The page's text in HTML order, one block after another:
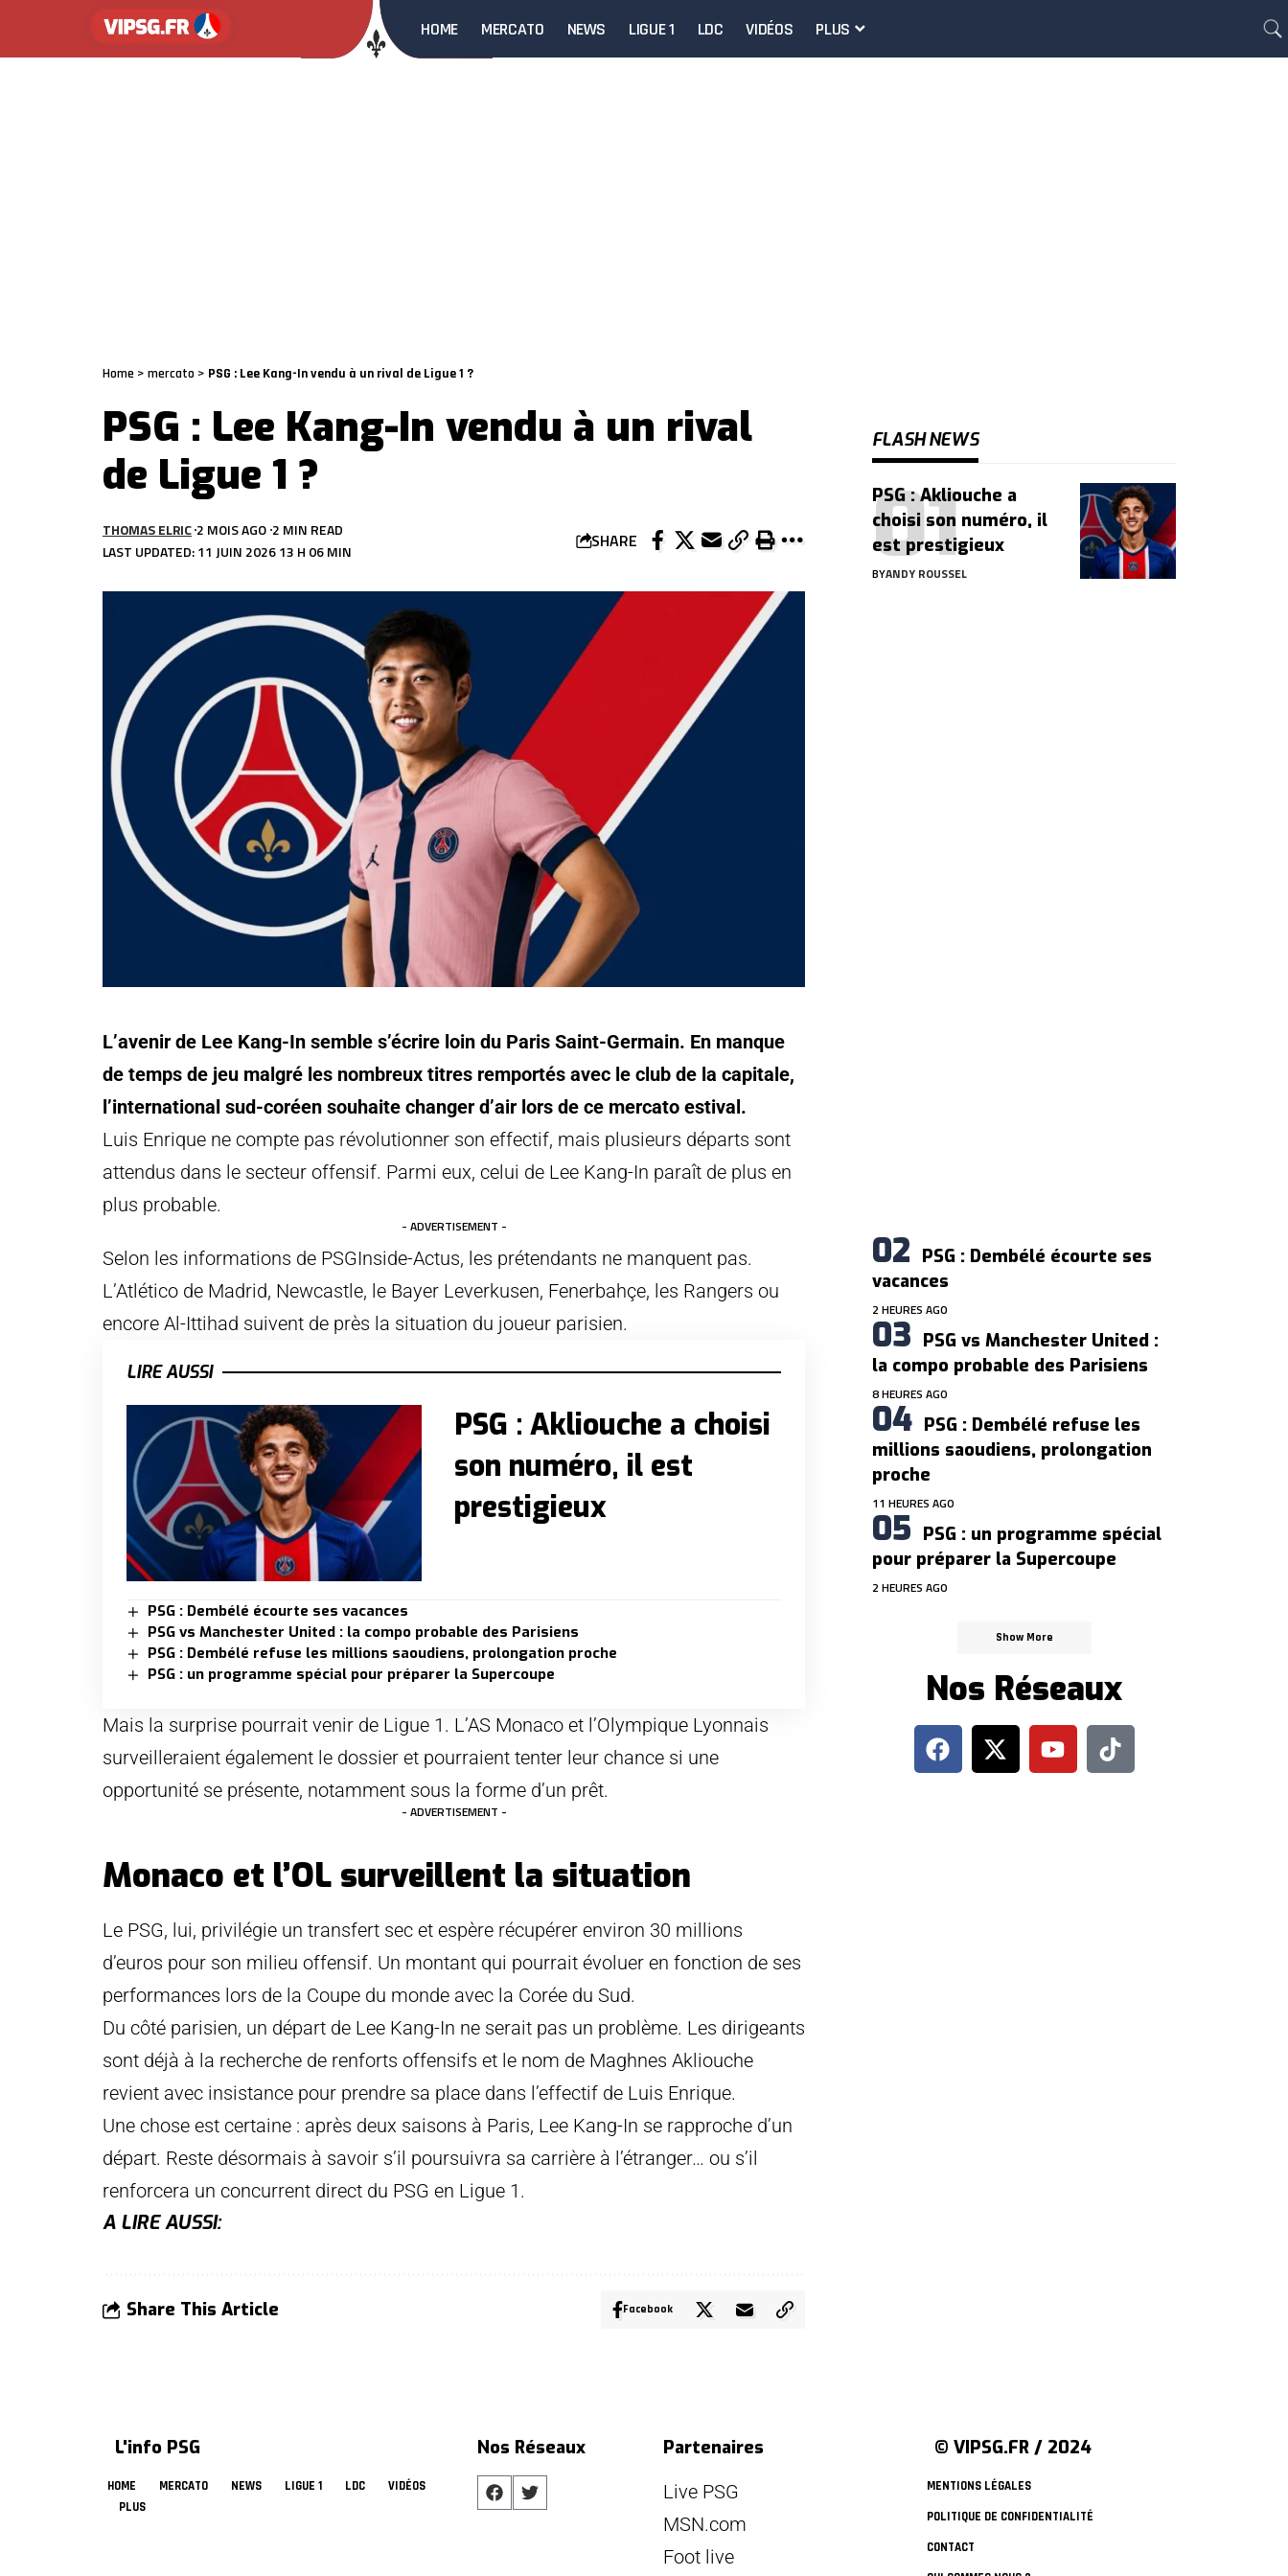
HOME MERCATO NEWS LIGUE 1 LDC VIDÉOS PLUS
Home > mercato > PSG : Lee Kang-In vendu à un rival de Ligue 1 ?
PSG : Lee Kang-In vendu à un rival
de Ligue 1 ?
LAST UPDATED: 11 JUIN 2026 13 H 06 MIN
THOMAS ELRIC 2 MOIS AGO 2 MIN READ SHARE
L’avenir de Lee Kang-In semble s’écrire loin du Paris Saint-Germain. En manque
de temps de jeu malgré les nombreux titres remportés avec le club de la capitale,
l’international sud-coréen souhaite changer d’air lors de ce mercato estival.
Luis Enrique ne compte pas révolutionner son effectif, mais plusieurs départs sont
attendus dans le secteur offensif. Parmi eux, celui de Lee Kang-In paraît de plus en
plus probable.
- ADVERTISEMENT -
Selon les informations de PSGInside-Actus, les prétendants ne manquent pas.
L’Atlético de Madrid, Newcastle, le Bayer Leverkusen, Fenerbahçe, les Rangers ou
encore Al-Ittihad suivent de près la situation du joueur parisien.
LIRE AUSSI
PSG : Akliouche a choisi
son numéro, il est
prestigieux
PSG : Dembélé écourte ses vacances
PSG vs Manchester United : la compo probable des Parisiens
PSG : Dembélé refuse les millions saoudiens, prolongation proche
PSG : un programme spécial pour préparer la Supercoupe
Mais la surprise pourrait venir de Ligue 1. L’AS Monaco et l’Olympique Lyonnais
surveilleraient également le dossier et pourraient tenter leur chance si une
opportunité se présente, notamment sous la forme d’un prêt.
- ADVERTISEMENT -
Monaco et l’OL surveillent la situation
Le PSG, lui, privilégie un transfert sec et espère récupérer environ 30 millions
d’euros pour son milieu offensif. Un montant qui pourrait évoluer en fonction de ses
performances lors de la Coupe du monde avec la Corée du Sud.
Du côté parisien, un départ de Lee Kang-In ne serait pas un problème. Les dirigeants
sont déjà à la recherche de renforts offensifs et le nom de Maghnes Akliouche
revient avec insistance pour prendre sa place dans l’effectif de Luis Enrique.
Une chose est certaine : après deux saisons à Paris, Lee Kang-In se rapproche d’un
départ. Reste désormais à savoir s’il poursuivra sa carrière à l’étranger… ou s’il
renforcera un concurrent direct du PSG en Ligue 1.
A LIRE AUSSI:
Share This Article Facebook
FLASH NEWS
PSG : Akliouche a
choisi son numéro, il
est prestigieux
BYANDY ROUSSEL
PSG : Dembélé écourte ses
vacances
2 HEURES AGO
PSG vs Manchester United :
la compo probable des Parisiens
8 HEURES AGO
PSG : Dembélé refuse les
millions saoudiens, prolongation
proche
11 HEURES AGO
PSG : un programme spécial
pour préparer la Supercoupe
2 HEURES AGO
Show More
Nos Réseaux
L'info PSG
HOME MERCATO NEWS LIGUE 1 LDC
VIDÉOS
PLUS
Nos Réseaux
Partenaires
Live PSG
MSN.com
Foot live
© VIPSG.FR / 2024
MENTIONS LÉGALES
POLITIQUE DE CONFIDENTIALITÉ
CONTACT